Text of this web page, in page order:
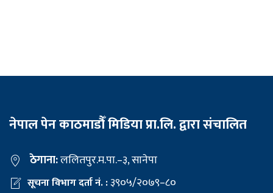
नेपाल पेन काठमाडौँ मिडिया प्रा.लि. द्वारा संचालित
ठेगाना:ललितपुर.म.पा.–३, सानेपा
सूचना विभाग दर्ता नं. :३९०५/२०७९–८०